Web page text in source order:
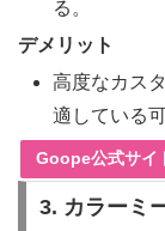
る。
デメリット
高度なカス
適している
Goope公式サイ
3. カラーミ